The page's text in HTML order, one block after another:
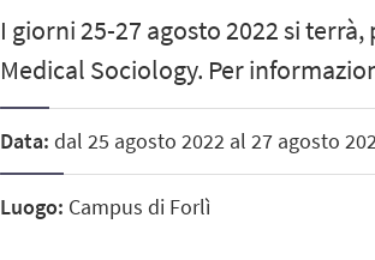
I giorni 25-27 agosto 2022 si
Medical Sociology. Per
Data: dal 25 agosto 2022 al 27 agosto
Luogo: Campus di Forlì